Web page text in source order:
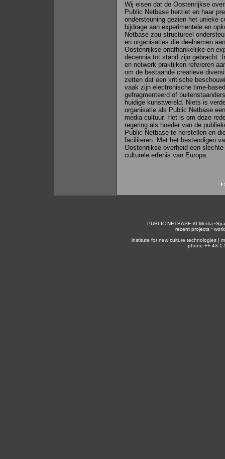
Wij eisen dat de Oostenrijkse
Public Netbase herziet en haar
ondersteuning gezien het unieke
bijdrage aan experimentele en
Netbase zou structureel
en organisaties die deelnemen
Oostenrijkse onafhankelijke en
decennia tot stand zijn gebracht.
en netwerk praktijken refereren
om de bestaande creatieve
zetten dat een kritische
vaak zijn electronische time-
gefragmenteerd of
huidige kunstwereld. Niets is
organisatie als Public Netbase
media cultuur. Het is om deze
regering als hoeder van de
Public Netbase te herstellen en
faciliteren. Met het bestendigen
Oostenrijkse overheid een
culturele erfenis van Europa.
PUBLIC NETBASE t0
recent projects ~
institute for new culture technologies |
phone ++ 43-